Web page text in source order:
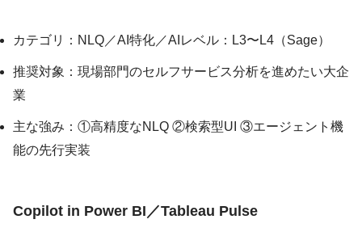
カテゴリ：NLQ／AI特化／AIレベル：L3〜L4（Sage）
推奨対象：現場部門のセルフサービス分析を進めたい大企
業
主な強み：①高精度なNLQ ②検索型UI ③エージェント機
能の先行実装
Copilot in Power BI／Tableau Pulse